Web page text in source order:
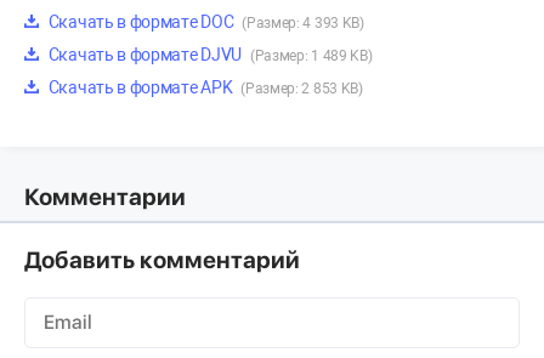
Скачать в формате DOC (Размер: 4 393 KB)
Скачать в формате DJVU (Размер: 1 489 KB)
Скачать в формате APK (Размер: 2 853 KB)
Комментарии
Добавить комментарий